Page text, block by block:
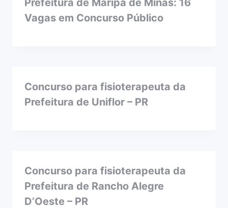
Vagas em Concurso Público
Concurso para fisioterapeuta da
Prefeitura de Uniflor – PR
Concurso para fisioterapeuta da
Prefeitura de Rancho Alegre
D’Oeste – PR